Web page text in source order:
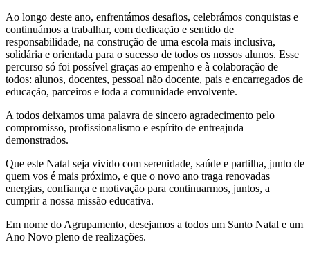
Ao longo deste ano, enfrentámos desafios, celebrámos conquistas e
continuámos a trabalhar, com dedicação e sentido de
responsabilidade, na construção de uma escola mais inclusiva,
solidária e orientada para o sucesso de todos os nossos alunos. Esse
percurso só foi possível graças ao empenho e à colaboração de
todos: alunos, docentes, pessoal não docente, pais e encarregados de
educação, parceiros e toda a comunidade envolvente.
A todos deixamos uma palavra de sincero agradecimento pelo
compromisso, profissionalismo e espírito de entreajuda
demonstrados.
Que este Natal seja vivido com serenidade, saúde e partilha, junto de
quem vos é mais próximo, e que o novo ano traga renovadas
energias, confiança e motivação para continuarmos, juntos, a
cumprir a nossa missão educativa.
Em nome do Agrupamento, desejamos a todos um Santo Natal e um
Ano Novo pleno de realizações.